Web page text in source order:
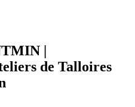
|
de Talloires